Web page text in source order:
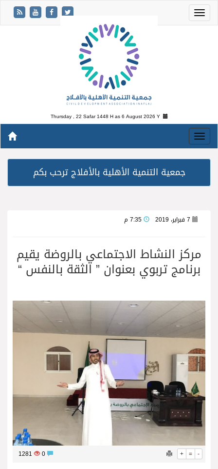
Thursday , 22 Safar 1448 H as6 August 2026 Y
جمعية التنمية الأهلية بالأفلاج ترحب بكم
7 فبراير، 2019
مركز النشاط الاجتماعي بالروضة يقيم
برنامج تربوي بعنوان ” الثقة بالنفس “
+ = -
1281